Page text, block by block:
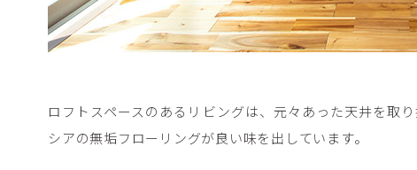
ロフトスペースのあるリビングは、元々あった天井を取
シアの無垢フローリングが良い味を出しています。